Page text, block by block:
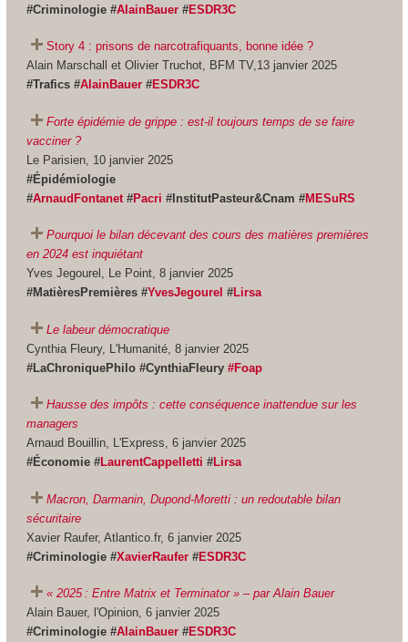
#Criminologie #AlainBauer#ESDR3C
Story 4 : prisons de narcotrafiquants, bonne idée ?
Alain Marschall et Olivier Truchot, BFM TV,13 janvier 2025
#Trafics #AlainBauer#ESDR3C
Forte épidémie de grippe : est-il toujours temps de se faire
vacciner ?
Le Parisien, 10 janvier 2025
#Épidémiologie
#ArnaudFontanet#Pacri #InstitutPasteur&Cnam #MESuRS
Pourquoi le bilan décevant des cours des matières premières
en 2024 est inquiétant
Yves Jegourel, Le Point, 8 janvier 2025
#MatièresPremières #YvesJegourel #Lirsa
Le labeur démocratique
Cynthia Fleury, L'Humanité, 8 janvier 2025
#LaChroniquePhilo #CynthiaFleury #Foap
Hausse des impôts : cette conséquence inattendue sur les
managers
Arnaud Bouillin, L'Express, 6 janvier 2025
#Économie #LaurentCappelletti #Lirsa
Macron, Darmanin, Dupond-Moretti : un redoutable bilan
sécuritaire
Xavier Raufer, Atlantico.fr, 6 janvier 2025
#Criminologie #XavierRaufer#ESDR3C
« 2025 : Entre Matrix et Terminator » – par Alain Bauer
Alain Bauer, l'Opinion, 6 janvier 2025
#Criminologie #AlainBauer#ESDR3C